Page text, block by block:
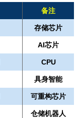
备注
存储芯片
AI芯片
CPU
具身智能
可重构芯片
仓储机器人